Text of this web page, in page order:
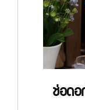
ช่อด